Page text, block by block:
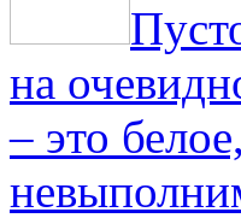
на
– это